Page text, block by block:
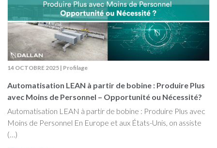
14 OCTOBRE 2025 | Profilage
Automatisation LEAN à partir de bobine : Produire Plus
avec Moins de Personnel – Opportunité ou Nécessité?
Automatisation LEAN à partir de bobine : Produire Plus avec
Moins de Personnel En Europe et aux États-Unis, on assiste
(…)